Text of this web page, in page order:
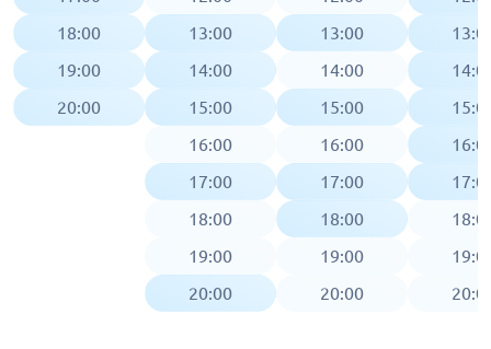
18:00
19:00
20:00
13:00
14:00
15:00
16:00
17:00
18:00
19:00
20:00
13:00
14:00
15:00
16:00
17:00
18:00
19:00
20:00